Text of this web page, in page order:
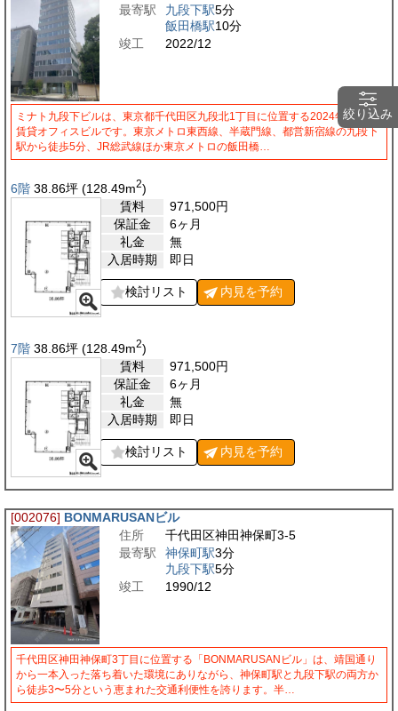
絞り込み
最寄駅
九段下駅5分
飯田橋駅10分
竣工
2022/12
ミナト九段下ビルは、東京都千代田区九段北1丁目に位置する2024年竣工の
賃貸オフィスビルです。東京メトロ東西線、半蔵門線、都営新宿線の九段下
駅から徒歩5分、JR総武線ほか東京メトロの飯田橋…
6階 38.86坪 (128.49m2)
賃料
971,500円
保証金
6ヶ月
礼金
無
入居時期
即日
検討リスト 内見を予約
7階 38.86坪 (128.49m2)
賃料
971,500円
保証金
6ヶ月
礼金
無
入居時期
即日
検討リスト 内見を予約
[002076] BONMARUSANビル
住所
千代田区神田神保町3-5
最寄駅
神保町駅3分
九段下駅5分
竣工
1990/12
千代田区神田神保町3丁目に位置する「BONMARUSANビル」は、靖国通り
から一本入った落ち着いた環境にありながら、神保町駅と九段下駅の両方か
ら徒歩3〜5分という恵まれた交通利便性を誇ります。半…